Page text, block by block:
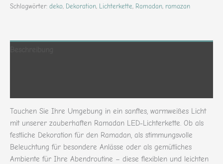
Schlagwörter: deko, Dekoration, Lichterkette, Ramadan, ramazan
Tauchen Sie Ihre Umgebung in ein sanftes, warmweißes Licht
mit unserer zauberhaften Ramadan LED-Lichterkette. Ob als
festliche Dekoration für den Ramadan, als stimmungsvolle
Beleuchtung für besondere Anlässe oder als gemütliches
Ambiente für Ihre Abendroutine – diese flexiblen und leichten